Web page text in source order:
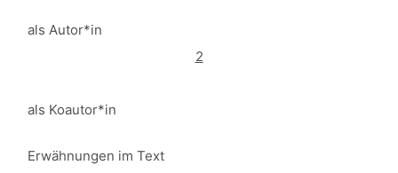
als Autor*in
2
als Koautor*in
Erwähnungen im Text